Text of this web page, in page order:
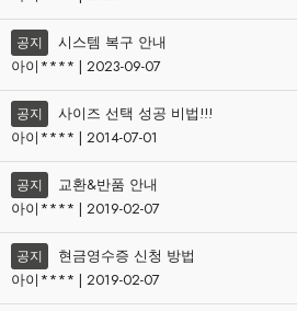
공지
시스템 복구 안내
아이**** | 2023-09-07
공지
사이즈 선택 성공 비법!!!
아이**** | 2014-07-01
공지
교환&반품 안내
아이**** | 2019-02-07
공지
현금영수증 신청 방법
아이**** | 2019-02-07